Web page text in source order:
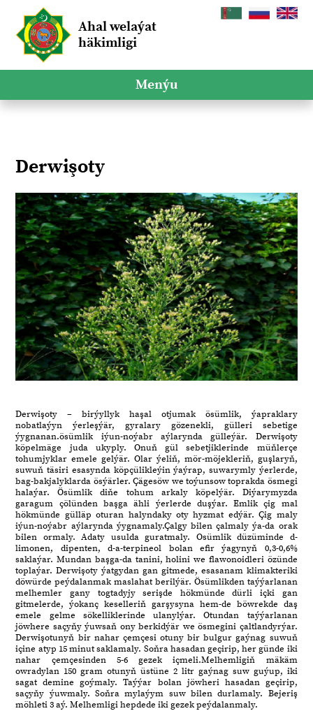
Ahal welaýat
häkimligi
Menýu
Derwişoty
Derwişoty – birýyllyk haşal otjumak ösümlik, ýapraklary
nobatlaýyn ýerleşýär, gyralary gözenekli, gülleri sebetige
ýygnanan.ösümlik iýun-noýabr aýlarynda gülleýär. Derwişoty
köpelmäge juda ukyply. Onuň gül sebetjiklerinde müňlerçe
tohumjyklar emele gelýär. Olar ýeliň, mör-möjekleriň, guşlaryň,
suwuň täsiri esasynda köpçülikleýin ýaýrap, suwarymly ýerlerde,
bag-bakjalyklarda ösýärler. Çägesöw we toýunsow toprakda ösmegi
halaýar. Ösümlik diňe tohum arkaly köpelýär. Diýarymyzda
garagum çölünden başga ähli ýerlerde duşýar. Emlik çig mal
hökmünde gülläp oturan halyndaky oty hyzmat edýär. Çig maly
iýun-noýabr aýlarynda ýygnamaly.Çalgy bilen çalmaly ýa-da orak
bilen ormaly. Adaty usulda guratmaly. Osümlik düzüminde d-
limonen, dipenten, d-a-terpineol bolan efir ýagynyň 0,3-0,6%
saklaýar. Mundan başga-da tanini, holini we flawonoidleri özünde
toplaýar. Derwişoty ýatgydan gan gitmede, esasanam klimakteriki
döwürde peýdalanmak maslahat berilýär. Ösümlikden taýýarlanan
melhemler gany togtadyjy serişde hökmünde dürli içki gan
gitmelerde, ýokanç keselleriň garşysyna hem-de böwrekde daş
emele gelme sökelliklerinde ulanylýar. Otundan taýýarlanan
jöwhere saçyňy ýuwsaň ony berkidýär we ösmegini çaltlandyrýar.
Derwişotunyň bir nahar çemçesi otuny bir bulgur gaýnag suwuň
içine atyp 15 minut saklamaly. Soňra hasadan geçirip, her günde iki
nahar çemçesinden 5-6 gezek içmeli.Melhemligiň mäkäm
owradylan 150 gram otunyň üstüne 2 litr gaýnag suw guýup, iki
sagat demine goýmaly. Taýýar bolan jöwheri hasadan geçirip,
saçyňy ýuwmaly. Soňra mylaýym suw bilen durlamaly. Bejeriş
möhleti 3 aý. Melhemligi hepdede iki gezek peýdalanmaly.